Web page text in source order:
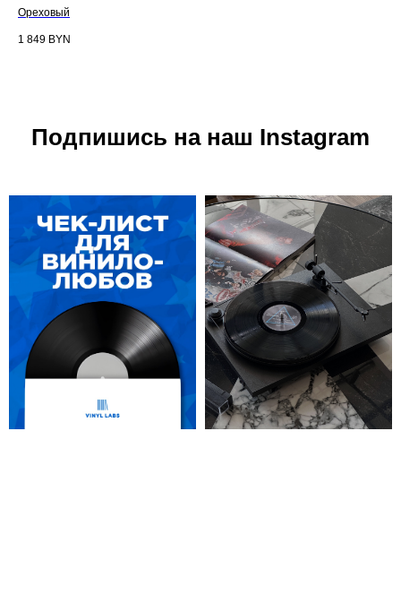
Ореховый
1 849 BYN
Подпишись на наш Instagram